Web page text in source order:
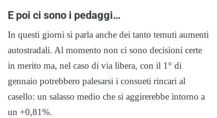
E poi ci sono i pedaggi…
In questi giorni si parla anche dei tanto temuti aumenti
autostradali. Al momento non ci sono decisioni certe
in merito ma, nel caso di via libera, con il 1° di
gennaio potrebbero palesarsi i consueti rincari al
casello: un salasso medio che si aggirerebbe intorno a
un +0,81%.